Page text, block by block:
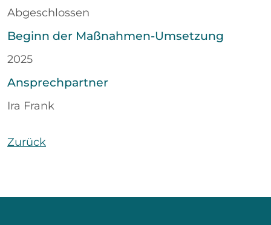
Abgeschlossen
Beginn der Maßnahmen-Umsetzung
2025
Ansprechpartner
Ira Frank
Zurück